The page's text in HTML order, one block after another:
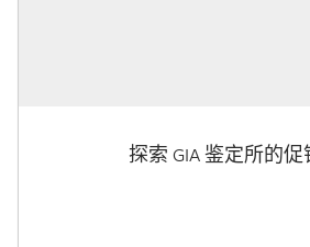
探索 GIA 鉴定所的